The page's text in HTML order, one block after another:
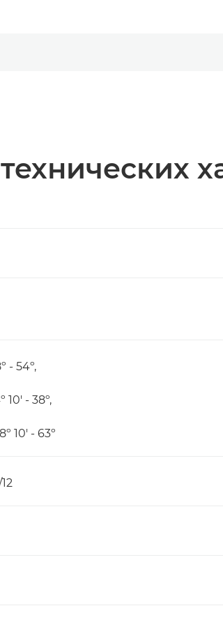
- 54º,
10' - 38º,
10' - 63º